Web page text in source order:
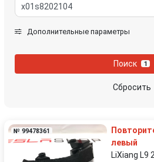
Дополнительные параметры
Поиск 1
Сбросить
№ 99478361
левый
LiXiang L9